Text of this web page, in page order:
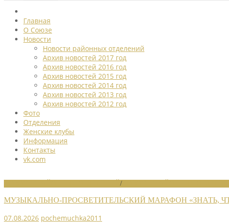
Главная
О Союзе
Новости
Новости районных отделений
Архив новостей 2017 год
Архив новостей 2016 год
Архив новостей 2015 год
Архив новостей 2014 год
Архив новостей 2013 год
Архив новостей 2012 год
Фото
Отделения
Женские клубы
Информация
Контакты
vk.com
/
МУЗЫКАЛЬНО-ПРОСВЕТИТЕЛЬСКИЙ МАРАФОН «ЗНАТЬ,
07.08.2026 pochemuchka2011